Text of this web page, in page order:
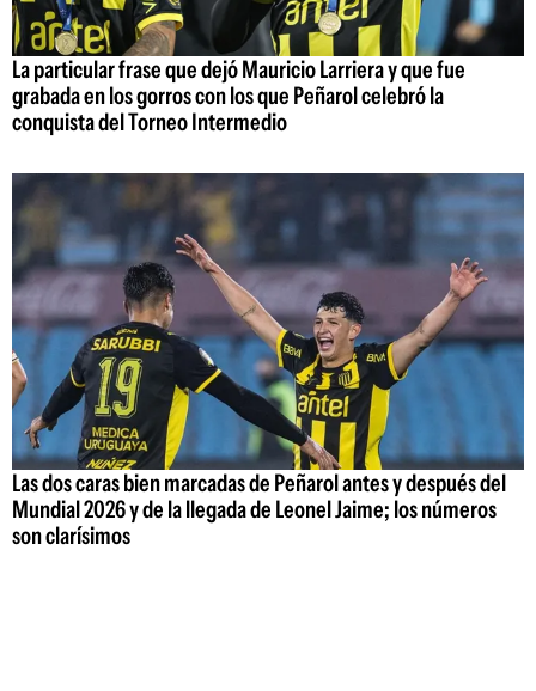
La particular frase que dejó Mauricio Larriera y que fue
grabada en los gorros con los que Peñarol celebró la
conquista del Torneo Intermedio
Las dos caras bien marcadas de Peñarol antes y después del
Mundial 2026 y de la llegada de Leonel Jaime; los números
son clarísimos